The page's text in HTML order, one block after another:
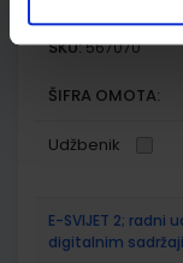
SKU:567070
ŠIFRA OMOTA:
Udžbenik
E-SVIJET 2;
digitalnim